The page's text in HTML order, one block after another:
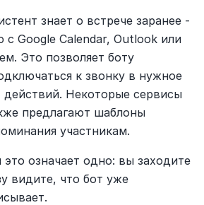
знает о встрече заранее -
с Google Calendar, Outlook или
Это позволяет боту
к звонку в нужное
действий. Некоторые сервисы
предлагают шаблоны
участникам.
это означает одно: вы заходите
видите, что бот уже